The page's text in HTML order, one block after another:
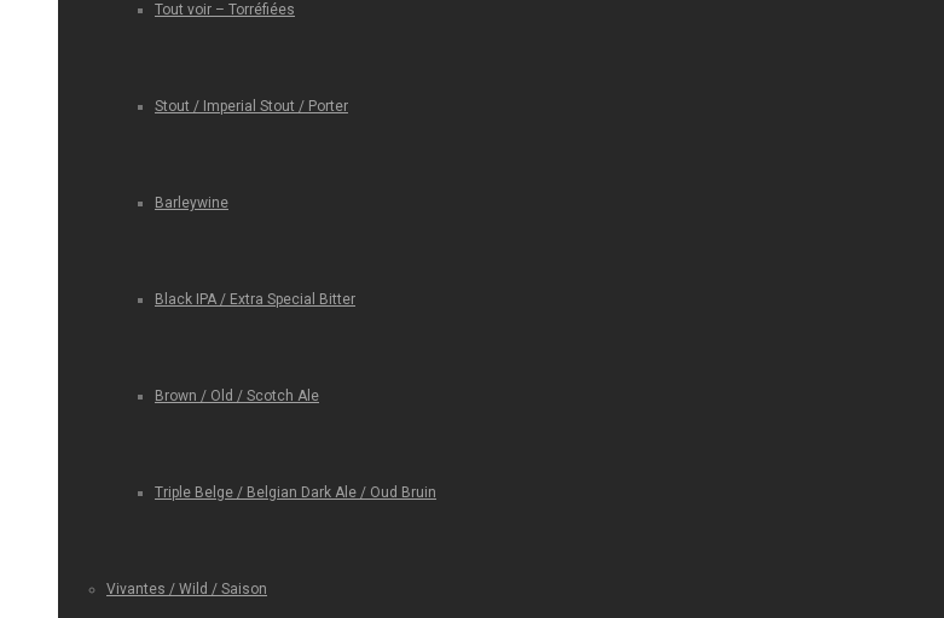
Tout voir – Torréfiées
Stout / Imperial Stout / Porter
Barleywine
Black IPA / Extra Special Bitter
Brown / Old / Scotch Ale
Triple Belge / Belgian Dark Ale / Oud Bruin
Vivantes / Wild / Saison